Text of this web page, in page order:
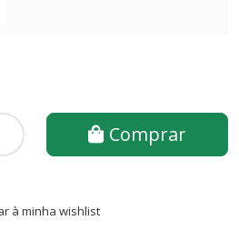
Comprar
à minha wishlist